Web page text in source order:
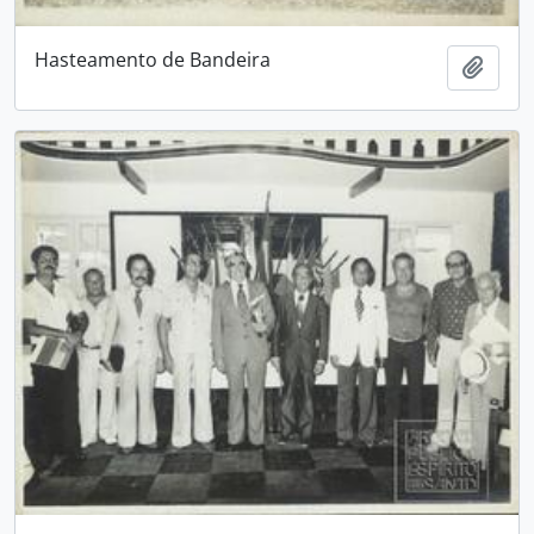
Hasteamento de Bandeira